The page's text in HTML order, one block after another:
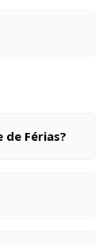
de Férias?